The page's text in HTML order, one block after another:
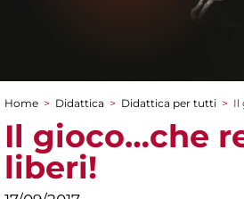
Tu sei qui
Home > Didattica > Didattica per tutti > Il
Il gioco…che
liberi!